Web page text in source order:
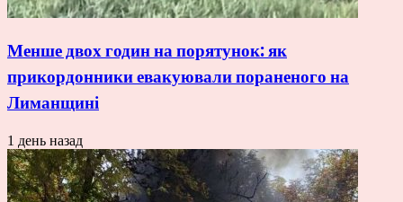
Менше двох годин на порятунок: як
прикордонники евакуювали пораненого на
Лиманщині
1 день назад